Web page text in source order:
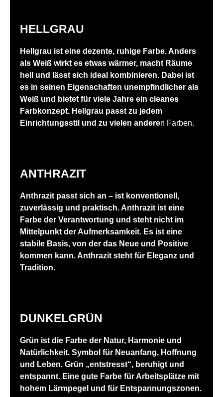
HELLGRAU
Hellgrau ist eine dezente, ruhige Farbe. Anders
als Weiß wirkt es etwas wärmer, macht Räume
hell und lässt sich ideal kombinieren. Dabei ist
es in seinen Eigenschaften unempfindlicher als
Weiß und bietet für viele Jahre ein cleanes
Farbkonzept. Hellgrau passt zu jedem
Einrichtungsstil und zu vielen anderen Farben.
ANTHRAZIT
Anthrazit passt sich an – ist konventionell,
zuverlässig und praktisch. Anthrazit ist eine
Farbe der Verantwortung und steht nicht im
Mittelpunkt der Aufmerksamkeit. Es ist eine
stabile Basis, von der das Neue und Positive
kommen kann. Anthrazit steht für Eleganz und
Tradition.
DUNKELGRÜN
Grün ist die Farbe der Natur, Harmonie und
Natürlichkeit. Symbol für Neuanfang, Hoffnung
und Leben. Grün „entstresst“, beruhigt und
entspannt. Eine gute Farbe für Arbeitsplätze mit
hohem Lärmpegel und für Entspannungszonen.